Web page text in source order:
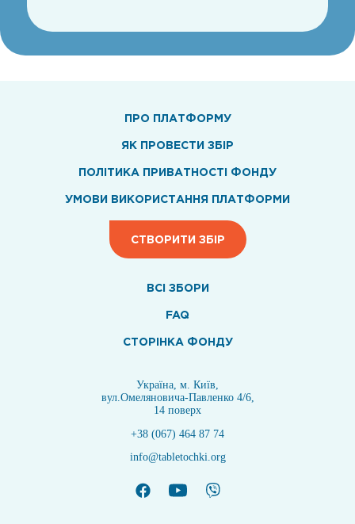
ПРО ПЛАТФОРМУ
ЯК ПРОВЕСТИ ЗБІР
ПОЛІТИКА ПРИВАТНОСТІ ФОНДУ
УМОВИ ВИКОРИСТАННЯ ПЛАТФОРМИ
СТВОРИТИ ЗБІР
ВСI ЗБОРИ
FAQ
СТОРІНКА ФОНДУ
Україна, м. Київ,
вул.Омеляновича-Павленко 4/6,
14 поверх
+38 (067) 464 87 74
info@tabletochki.org